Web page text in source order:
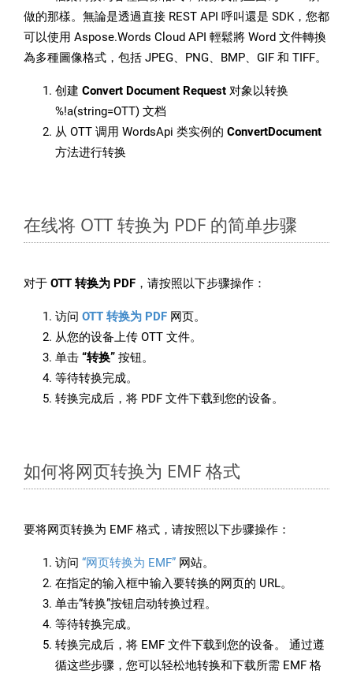
做的那樣。無論是透過直接 REST API 呼叫還是 SDK，您都
可以使用 Aspose.Words Cloud API 輕鬆將 Word 文件轉換
為多種圖像格式，包括 JPEG、PNG、BMP、GIF 和 TIFF。
创建 Convert Document Request 对象以转换
%!a(string=OTT) 文档
从 OTT 调用 WordsApi 类实例的 ConvertDocument
方法进行转换
在线将 OTT 转换为 PDF 的简单步骤
对于 OTT 转换为 PDF ，请按照以下步骤操作：
访问 OTT 转换为 PDF 网页。
从您的设备上传 OTT 文件。
单击 “转换” 按钮。
等待转换完成。
转换完成后，将 PDF 文件下载到您的设备。
如何将网页转换为 EMF 格式
要将网页转换为 EMF 格式，请按照以下步骤操作：
访问 “网页转换为 EMF” 网站。
在指定的输入框中输入要转换的网页的 URL。
单击“转换”按钮启动转换过程。
等待转换完成。
转换完成后，将 EMF 文件下载到您的设备。 通过遵
循这些步骤，您可以轻松地转换和下载所需 EMF 格